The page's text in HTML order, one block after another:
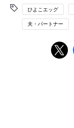
ひよこエッグ
夫・パートナー